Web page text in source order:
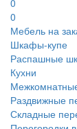
0
0
Мебель на
Шкафы-купе
Распашные
Кухни
Раздвижные
Складные